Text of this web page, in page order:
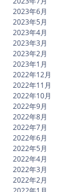
2023年6月
2023年5月
2023年4月
2023年3月
2023年2月
2023年1月
2022年12月
2022年11月
2022年10月
2022年9月
2022年8月
2022年7月
2022年6月
2022年5月
2022年4月
2022年3月
2022年2月